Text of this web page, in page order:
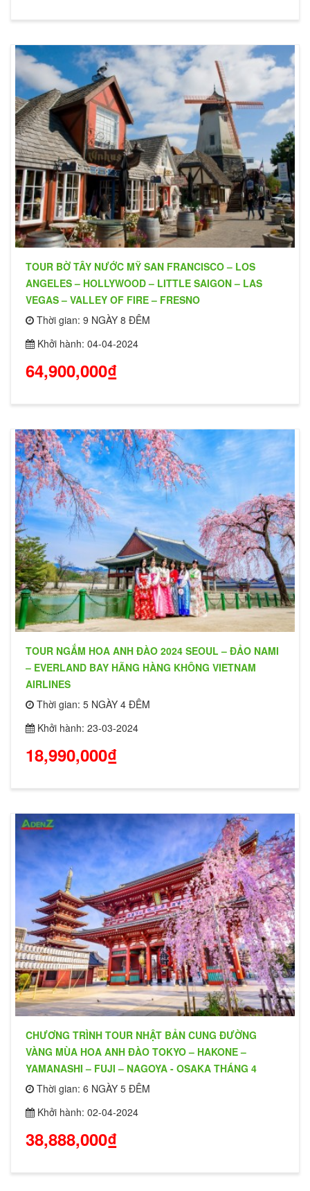
TOUR BỜ TÂY NƯỚC MỸ SAN FRANCISCO – LOS
ANGELES – HOLLYWOOD – LITTLE SAIGON – LAS
VEGAS – VALLEY OF FIRE – FRESNO
Thời gian: 9 NGÀY 8 ĐÊM
Khởi hành: 04-04-2024
64,900,000₫
TOUR NGẮM HOA ANH ĐÀO 2024 SEOUL – ĐẢO NAMI
– EVERLAND BAY HÃNG HÀNG KHÔNG VIETNAM
AIRLINES
Thời gian: 5 NGÀY 4 ĐÊM
Khởi hành: 23-03-2024
18,990,000₫
CHƯƠNG TRÌNH TOUR NHẬT BẢN CUNG ĐƯỜNG
VÀNG MÙA HOA ANH ĐÀO TOKYO – HAKONE –
YAMANASHI – FUJI – NAGOYA - OSAKA THÁNG 4
Thời gian: 6 NGÀY 5 ĐÊM
Khởi hành: 02-04-2024
38,888,000₫